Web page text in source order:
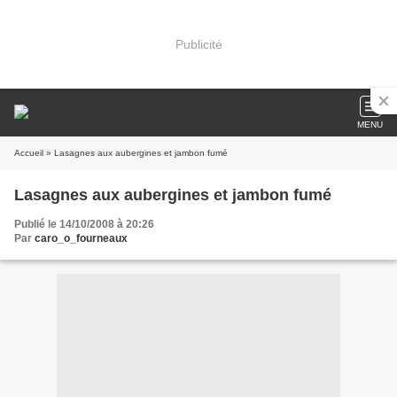
Publicité
MENU
Accueil » Lasagnes aux aubergines et jambon fumé
Lasagnes aux aubergines et jambon fumé
Publié le 14/10/2008 à 20:26
Par caro_o_fourneaux